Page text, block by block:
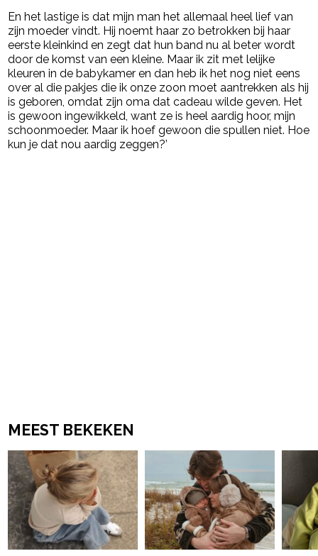
En het lastige is dat mijn man het allemaal heel lief van
zijn moeder vindt. Hij noemt haar zo betrokken bij haar
eerste kleinkind en zegt dat hun band nu al beter wordt
door de komst van een kleine. Maar ik zit met lelijke
kleuren in de babykamer en dan heb ik het nog niet eens
over al die pakjes die ik onze zoon moet aantrekken als hij
is geboren, omdat zijn oma dat cadeau wilde geven. Het
is gewoon ingewikkeld, want ze is heel aardig hoor, mijn
schoonmoeder. Maar ik hoef gewoon die spullen niet. Hoe
kun je dat nou aardig zeggen?’
MEEST BEKEKEN